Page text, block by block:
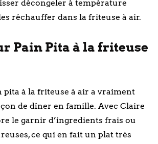
décongeler à température
réchauffer dans la friteuse à air.
Pain Pita à la friteuse
pita à la friteuse à air a vraiment
de dîner en famille. Avec Claire
le garnir d’ingredients frais ou
ce qui en fait un plat très